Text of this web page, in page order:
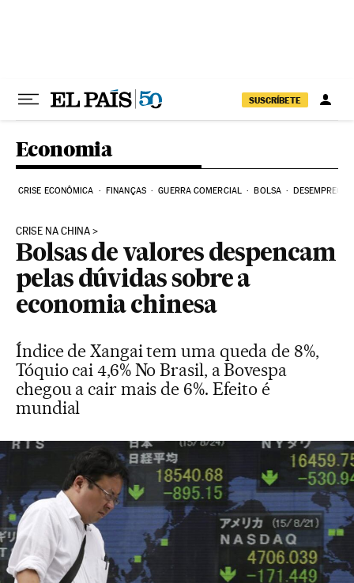
SUSCRÍBETE
Economia
CRISE ECONÔMICA FINANÇAS GUERRA COMERCIAL BOLSA DESEMPREGO
CRISE NA CHINA
Bolsas de valores despencam
pelas dúvidas sobre a
economia chinesa
Índice de Xangai tem uma queda de 8%,
Tóquio cai 4,6% No Brasil, a Bovespa
chegou a cair mais de 6%. Efeito é
mundial